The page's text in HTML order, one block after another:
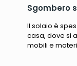
Sgombero
Il solaio è
casa, dove si
mobili e